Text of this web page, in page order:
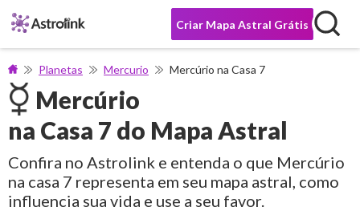
Criar Mapa Astral Grátis
Planetas Mercurio Mercúrio na Casa 7
Mercúrio
na Casa 7 do Mapa Astral
Confira no Astrolink e entenda o que Mercúrio
na casa 7 representa em seu mapa astral, como
influencia sua vida e use a seu favor.